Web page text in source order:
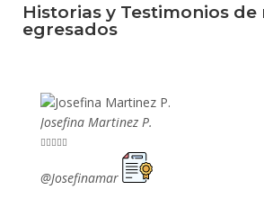
Historias y Testimonios de
egresados
Josefina Martinez P.

@Josefinamar